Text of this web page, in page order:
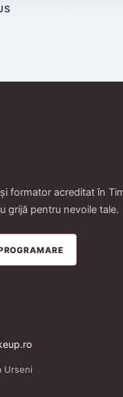
formator acreditat în
grijă pentru nevoile tale.
Urseni